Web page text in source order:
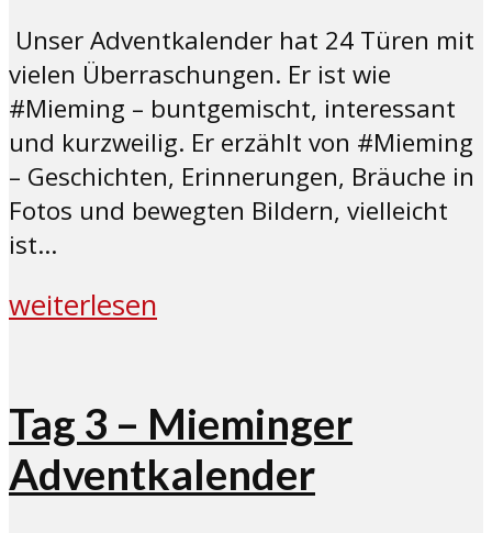
Unser Adventkalender hat 24 Türen mit
vielen Überraschungen. Er ist wie
#Mieming – buntgemischt, interessant
und kurzweilig. Er erzählt von #Mieming
– Geschichten, Erinnerungen, Bräuche in
Fotos und bewegten Bildern, vielleicht
ist...
weiterlesen
Tag 3 – Mieminger
Adventkalender